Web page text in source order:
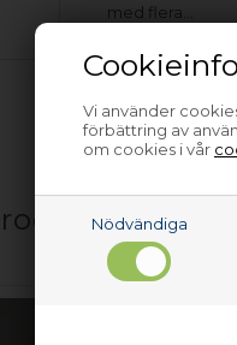
Vi använder
förbättring av
om cookies i vår
Nödvändiga
med flera…